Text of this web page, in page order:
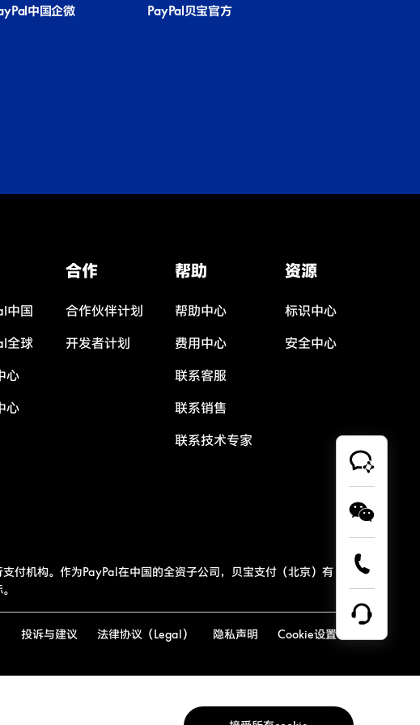
中国企微 PayPal贝宝官方
中国
全球
心
心
合作
合作伙伴计划
开发者计划
帮助
帮助中心
费用中心
联系客服
联系销售
联系技术专家
资源
标识中心
安全中心
支付机构。作为PayPal在中国的全资子公司，贝宝支付（北京）有
投诉与建议 法律协议（Legal） 隐私声明 Cookie设置